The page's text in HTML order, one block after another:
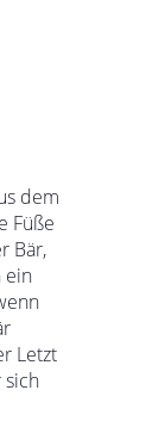
dem
Füße
Bär,
ein
Letzt
sich